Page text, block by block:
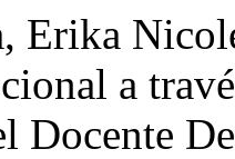
Erika
a
Docente